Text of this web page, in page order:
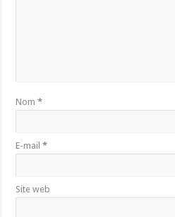
Nom*
E-mail*
Site web